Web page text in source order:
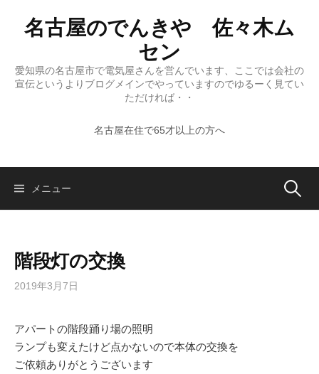
プ
名古屋のでんきや 佐々木ム
セン
愛知県の名古屋市で電気屋さんを営んでいます、ここでは会社の
宣伝というよりブログメインでやっていますのでゆるーく見てい
ただければ・・
名古屋在住で65才以上の方へ
メニュー 検
階段灯の交換
2019年3月7日
アパートの階段踊り場の照明
ランプも変えたけど点かないので本体の交換を
ご依頼ありがとうございます